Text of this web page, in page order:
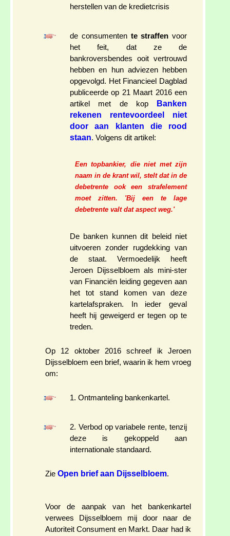
herstellen van de kredietcrisis
de consumenten te straffen voor
het feit, dat ze de
bankroversbendes ooit vertrouwd
hebben en hun adviezen hebben
opgevolgd. Het Financieel Dagblad
publiceerde op 21 Maart 2016 een
artikel met de kop
Banken
rekenen rentevoordeel niet
door aan klanten die rood
staan. Volgens dit artikel:
Een topbankier, die niet met zijn
naam in de krant wil, stelt dat in de
debetrente ook een strafelement
moet zitten. 'Bij een te lage
debetrente valt dat aspect weg.'
De banken kunnen dit beleid niet
uitvoeren zonder rugdekking van
de staat. Vermoedelijk heeft
Jeroen Dijsselbloem als mini-ster
van Financiën leiding gegeven aan
het tot stand komen van deze
kartelafspraken. In ieder geval
heeft hij geweigerd er tegen op te
treden.
Op 12 oktober 2016 schreef ik Jeroen
Dijsselbloem een brief, waarin ik hem vroeg
om:
1. Ontmanteling bankenkartel.
2. Verbod op variabele rente, tenzij
deze is gekoppeld aan
internationale standaard.
Zie Open brief aan Dijsselbloem.
Voor de aanpak van het bankenkartel
verwees Dijsselbloem mij door naar de
Autoriteit Consument en Markt. Daar had ik